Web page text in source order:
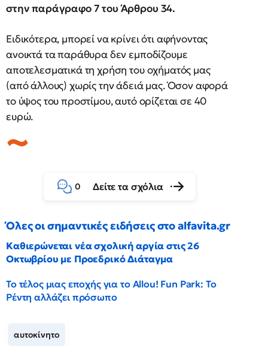
στην παράγραφο 7 του Άρθρου 34.
Ειδικότερα, μπορεί να κρίνει ότι αφήνοντας
ανοικτά τα παράθυρα δεν εμποδίζουμε
αποτελεσματικά τη χρήση του οχήματός μας
(από άλλους) χωρίς την άδειά μας. Όσον αφορά
το ύψος του προστίμου, αυτό ορίζεται σε 40
ευρώ.
0 Δείτε τα σχόλια
Όλες οι σημαντικές ειδήσεις στο alfavita.gr
Καθιερώνεται νέα σχολική αργία στις 26
Οκτωβρίου με Προεδρικό Διάταγμα
Το τέλος μιας εποχής για το Allou! Fun Park: Το
Ρέντη αλλάζει πρόσωπο
αυτοκίνητο